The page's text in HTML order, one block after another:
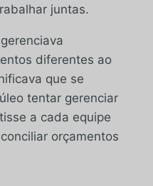
juntas.
diferentes ao
que se
tentar gerenciar
a cada equipe
orçamentos